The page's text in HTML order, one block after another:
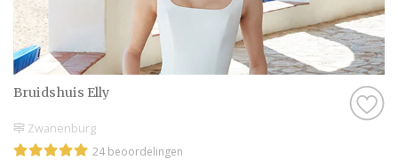
Bruidshuis Elly
Zwanenburg
24 beoordelingen